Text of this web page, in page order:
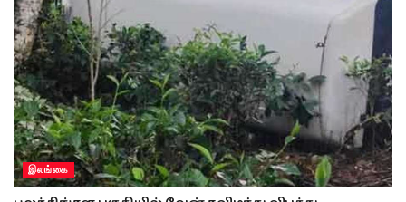
இலங்கை